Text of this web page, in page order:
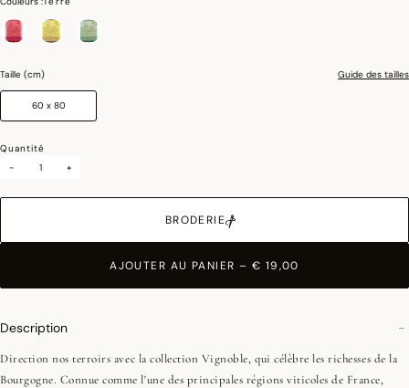
Taille (cm) Guide des tailles
60 x 80
Quantité
-
+
BRODERIE
AJOUTER AU PANIER – € 19,00
Description
Direction nos terroirs avec la collection Vignoble, qui célèbre les richesses de la
Bourgogne. Connue comme l'une des principales régions viticoles de France,